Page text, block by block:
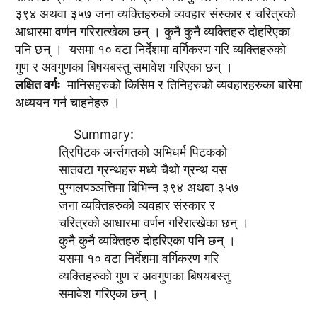
३९४ अथवा ३५७ जना व्यक्तिहरुकाे व्यवहार संस्कार र चरित्रकाे
आधारमा वर्णन गरिरात्खेका छन् । कुनै कुनै व्यक्तिहरु दाेहरिएका
पनि छन् । यसमा १० वटा निर्देशमा वर्गिकरण गरि व्यक्तिहरुकाे
गुण र अवगुणका बिषयबस्तु समावेश गरिएका छन् ।
लक्षित वर्गःमानिसहरुकाे किसिम र तिनिहरुकाे व्यवहारहरुका बारेमा
अध्ययन गर्न चाहनेहरु ।
Summary:
त्रिपिटक अर्न्तगतकाे अभिधर्म पिटककाे
सातवटा ग्रन्थहरु मध्ये चैथाे ग्रन्थ यस
पुग्गलपञ्ञत्तिमा बिभिन्न ३९४ अथवा ३५७
जना व्यक्तिहरुकाे व्यवहार संस्कार र
चरित्रकाे आधारमा वर्णन गरिरात्खेका छन् ।
कुनै कुनै व्यक्तिहरु दाेहरिएका पनि छन् ।
यसमा १० वटा निर्देशमा वर्गिकरण गरि
व्यक्तिहरुकाे गुण र अवगुणका बिषयबस्तु
समावेश गरिएका छन् ।